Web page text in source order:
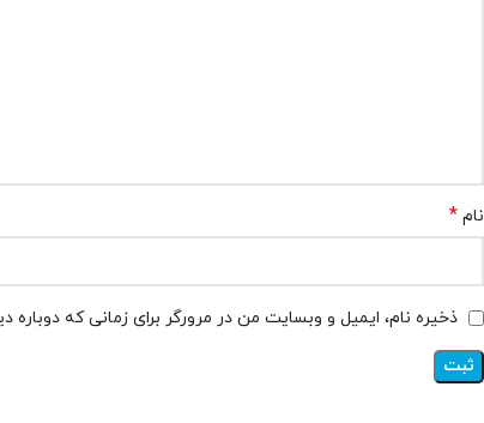
نام *
ذخیره نام، ایمیل و وبسایت من در مرورگر برای زمانی که